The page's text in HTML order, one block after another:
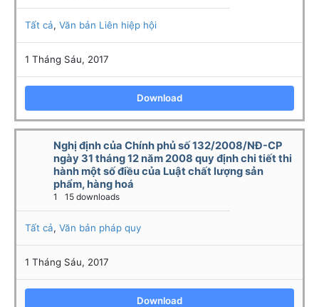
Tất cả, Văn bản Liên hiệp hội
1 Tháng Sáu, 2017
Download
Nghị định của Chính phủ số 132/2008/NĐ-CP
ngày 31 tháng 12 năm 2008 quy định chi tiết thi
hành một số điều của Luật chất lượng sản
phẩm, hàng hoá
1 15 downloads
Tất cả, Văn bản pháp quy
1 Tháng Sáu, 2017
Download